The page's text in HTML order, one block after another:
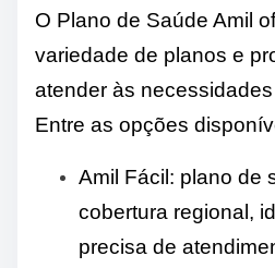
O Plano de Saúde Amil
variedade de planos e
atender às
Entre as opções
Amil Fácil: plano de
cobertura regional,
precisa de